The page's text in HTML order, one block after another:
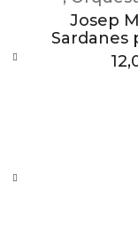
Josep
Sardanes